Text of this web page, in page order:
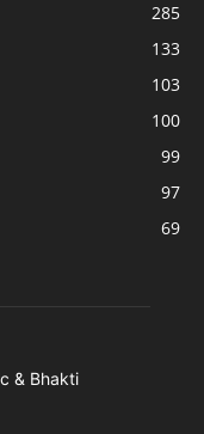
285
133
103
100
99
97
69